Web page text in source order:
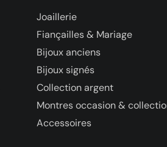
Joaillerie
Fiançailles & Mariage
Bijoux anciens
Bijoux signés
Collection argent
Montres occasion &
Accessoires